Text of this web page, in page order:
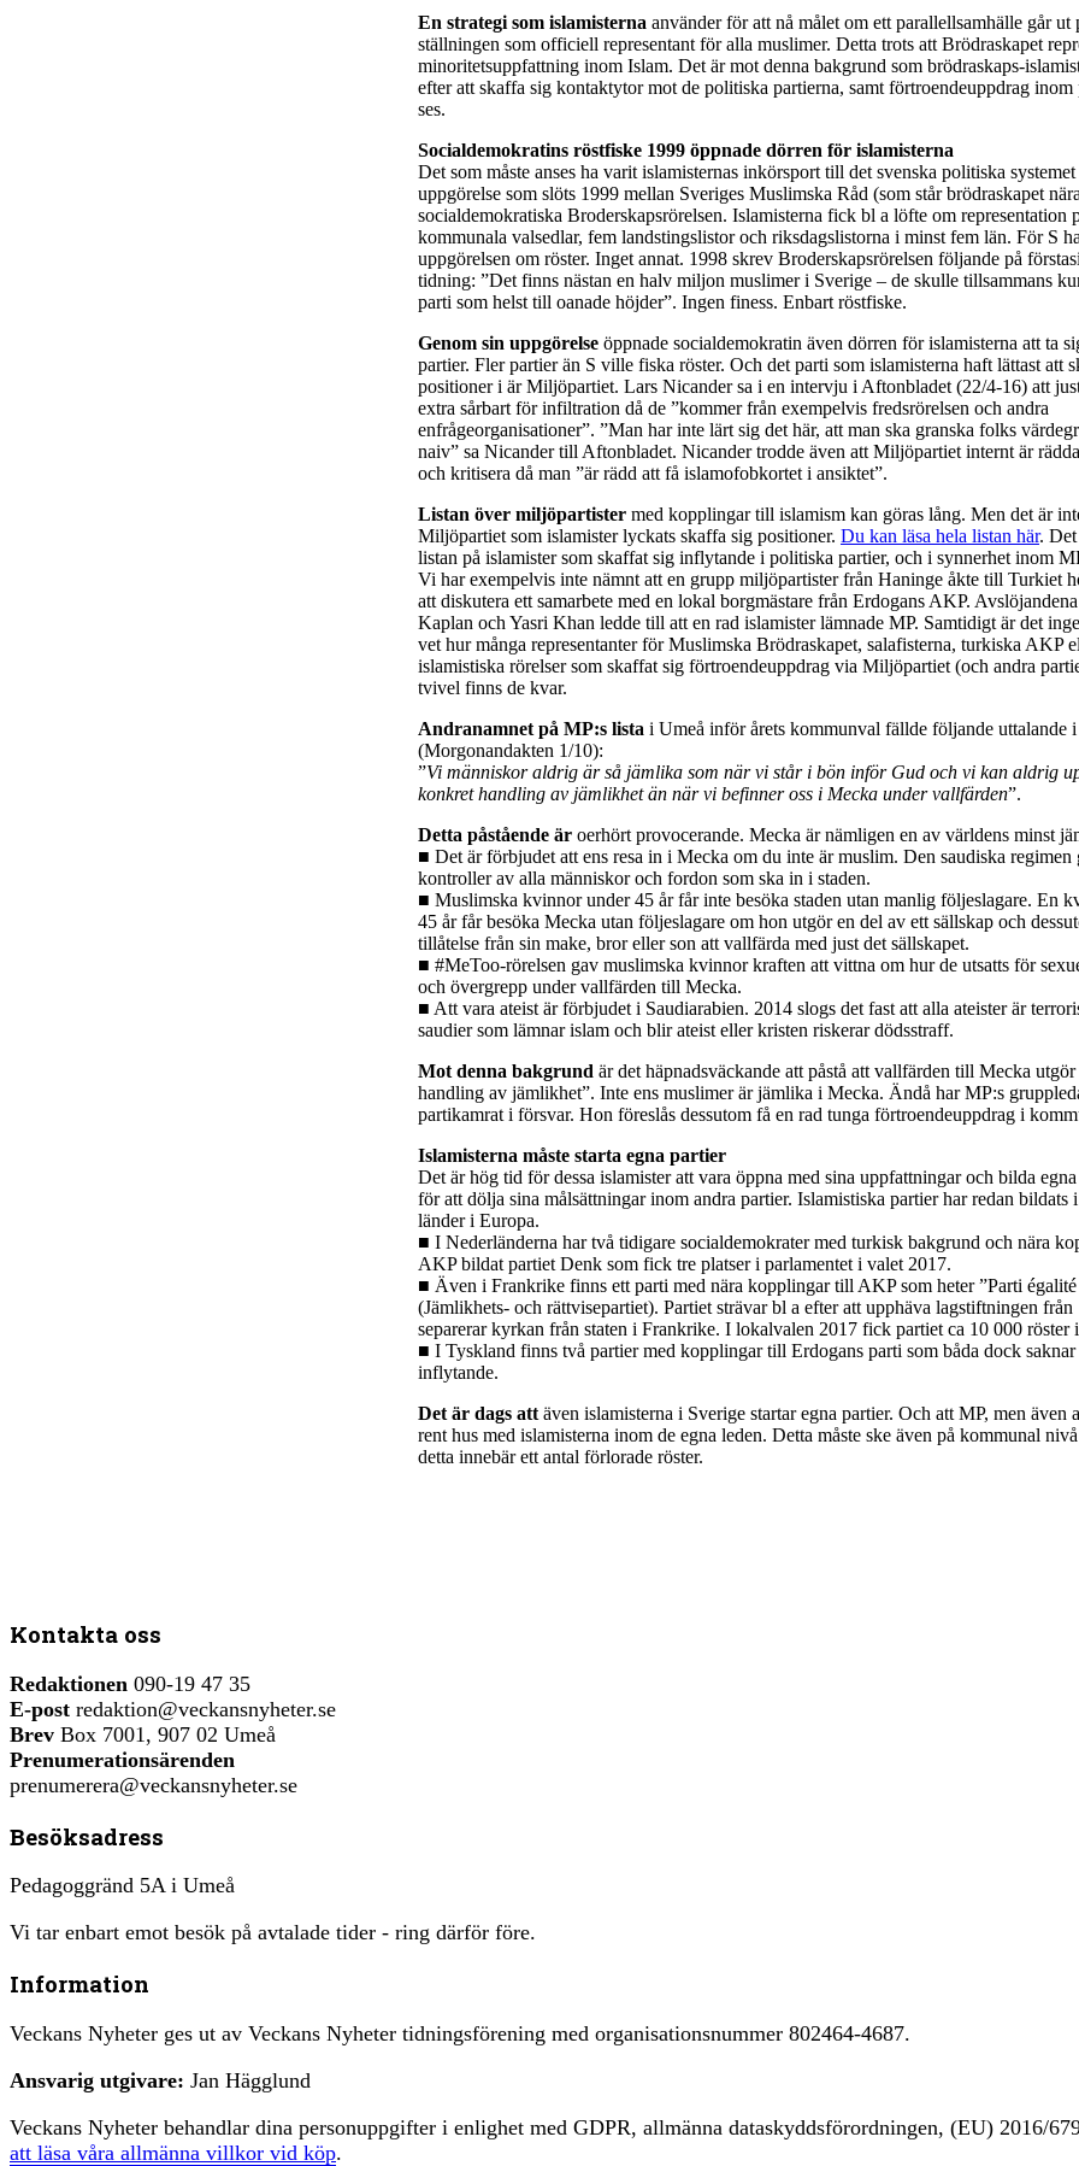
En strategi som islamisterna använder för att nå målet om ett parallellsamhälle går ut
ställningen som officiell representant för alla muslimer. Detta trots att Brödraskapet
minoritetsuppfattning inom Islam. Det är mot denna bakgrund som brödraskaps-
efter att skaffa sig kontaktytor mot de politiska partierna, samt förtroendeuppdrag inom
ses.
Socialdemokratins röstfiske 1999 öppnade dörren för islamisterna
Det som måste anses ha varit islamisternas inkörsport till det svenska politiska
uppgörelse som slöts 1999 mellan Sveriges Muslimska Råd (som står brödraskapet
socialdemokratiska Broderskapsrörelsen. Islamisterna fick bl a löfte om representation
kommunala valsedlar, fem landstingslistor och riksdagslistorna i minst fem län. För S
uppgörelsen om röster. Inget annat. 1998 skrev Broderskapsrörelsen följande på
tidning: ”Det finns nästan en halv miljon muslimer i Sverige – de skulle tillsammans
parti som helst till oanade höjder”. Ingen finess. Enbart röstfiske.
Genom sin uppgörelse öppnade socialdemokratin även dörren för islamisterna att ta
partier. Fler partier än S ville fiska röster. Och det parti som islamisterna haft lättast att
positioner i är Miljöpartiet. Lars Nicander sa i en intervju i Aftonbladet (22/4-16) att
extra sårbart för infiltration då de ”kommer från exempelvis fredsrörelsen och andra
enfrågeorganisationer”. ”Man har inte lärt sig det här, att man ska granska folks
naiv” sa Nicander till Aftonbladet. Nicander trodde även att Miljöpartiet internt är
och kritisera då man ”är rädd att få islamofobkortet i ansiktet”.
Listan över miljöpartister med kopplingar till islamism kan göras lång. Men det är
Miljöpartiet som islamister lyckats skaffa sig positioner. Du kan läsa hela listan här. Det
listan på islamister som skaffat sig inflytande i politiska partier, och i synnerhet inom
Vi har exempelvis inte nämnt att en grupp miljöpartister från Haninge åkte till Turkiet
att diskutera ett samarbete med en lokal borgmästare från Erdogans AKP.
Kaplan och Yasri Khan ledde till att en rad islamister lämnade MP. Samtidigt är det
vet hur många representanter för Muslimska Brödraskapet, salafisterna, turkiska AKP
islamistiska rörelser som skaffat sig förtroendeuppdrag via Miljöpartiet (och andra
tvivel finns de kvar.
Andranamnet på MP:s lista i Umeå inför årets kommunval fällde följande uttalande
(Morgonandakten 1/10):
”Vi människor aldrig är så jämlika som när vi står i bön inför Gud och vi kan aldrig
konkret handling av jämlikhet än när vi befinner oss i Mecka under vallfärden”.
Detta påstående är oerhört provocerande. Mecka är nämligen en av världens minst
■ Det är förbjudet att ens resa in i Mecka om du inte är muslim. Den saudiska regimen
kontroller av alla människor och fordon som ska in i staden.
■ Muslimska kvinnor under 45 år får inte besöka staden utan manlig följeslagare. En
45 år får besöka Mecka utan följeslagare om hon utgör en del av ett sällskap och
tillåtelse från sin make, bror eller son att vallfärda med just det sällskapet.
■ #MeToo-rörelsen gav muslimska kvinnor kraften att vittna om hur de utsatts för
och övergrepp under vallfärden till Mecka.
■ Att vara ateist är förbjudet i Saudiarabien. 2014 slogs det fast att alla ateister är
saudier som lämnar islam och blir ateist eller kristen riskerar dödsstraff.
Mot denna bakgrund är det häpnadsväckande att påstå att vallfärden till Mecka
handling av jämlikhet”. Inte ens muslimer är jämlika i Mecka. Ändå har MP:s
partikamrat i försvar. Hon föreslås dessutom få en rad tunga förtroendeuppdrag i
Islamisterna måste starta egna partier
Det är hög tid för dessa islamister att vara öppna med sina uppfattningar och bilda
för att dölja sina målsättningar inom andra partier. Islamistiska partier har redan bildats
länder i Europa.
■ I Nederländerna har två tidigare socialdemokrater med turkisk bakgrund och nära
AKP bildat partiet Denk som fick tre platser i parlamentet i valet 2017.
■ Även i Frankrike finns ett parti med nära kopplingar till AKP som heter ”Parti égalité
(Jämlikhets- och rättvisepartiet). Partiet strävar bl a efter att upphäva lagstiftningen från
separerar kyrkan från staten i Frankrike. I lokalvalen 2017 fick partiet ca 10 000 röster
■ I Tyskland finns två partier med kopplingar till Erdogans parti som båda dock
inflytande.
Det är dags att även islamisterna i Sverige startar egna partier. Och att MP, men även
rent hus med islamisterna inom de egna leden. Detta måste ske även på kommunal
detta innebär ett antal förlorade röster.
Kontakta oss
Redaktionen 090-19 47 35
E-post redaktion@veckansnyheter.se
Brev Box 7001, 907 02 Umeå
Prenumerationsärenden
prenumerera@veckansnyheter.se
Besöksadress
Pedagoggränd 5A i Umeå
Vi tar enbart emot besök på avtalade tider - ring därför före.
Information
Veckans Nyheter ges ut av Veckans Nyheter tidningsförening med organisationsnummer 802464-4687.
Ansvarig utgivare: Jan Hägglund
Veckans Nyheter behandlar dina personuppgifter i enlighet med GDPR, allmänna dataskyddsförordningen, (EU) 2016/
att läsa våra allmänna villkor vid köp.